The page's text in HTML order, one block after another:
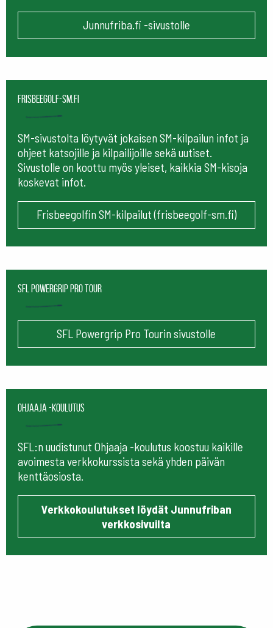
Junnufriba.fi -sivustolle
frisbeegolf-sm.fi
SM-sivustolta löytyvät jokaisen SM-kilpailun infot ja
ohjeet katsojille ja kilpailijoille sekä uutiset.
Sivustolle on koottu myös yleiset, kaikkia SM-kisoja
koskevat infot.
Frisbeegolfin SM-kilpailut (frisbeegolf-sm.fi)
SFL Powergrip Pro Tour
SFL Powergrip Pro Tourin sivustolle
Ohjaaja -koulutus
SFL:n uudistunut Ohjaaja -koulutus koostuu kaikille
avoimesta verkkokurssista sekä yhden päivän
kenttäosiosta.
Verkkokoulutukset löydät Junnufriban
verkkosivuilta